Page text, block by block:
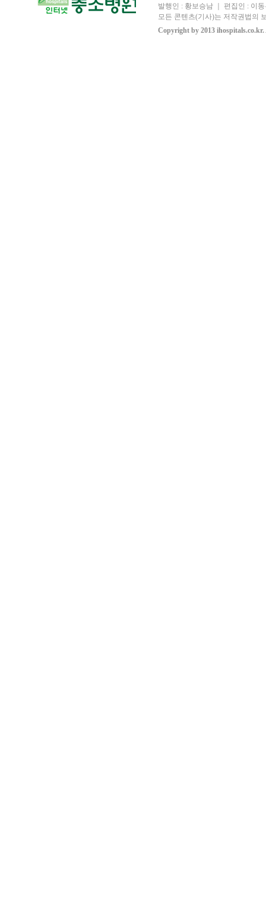
발행인 : 황보승남 ｜ 편집인 : 이
모든 콘텐츠(기사)는 저작권법의
Copyright by 2013 ihospitals.co.kr.